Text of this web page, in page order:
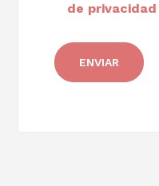
de privacidad